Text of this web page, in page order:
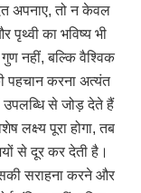
अपनाए, तो न केवल
पृथ्वी का भविष्य भी
नहीं, बल्कि वैश्विक
पहचान करना अत्यंत
से जोड़ देते हैं
लक्ष्य पूरा होगा, तब
से दूर कर देती है।
सराहना करने और